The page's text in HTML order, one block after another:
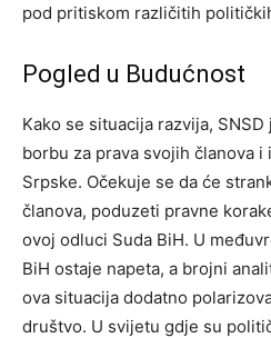
pod pritiskom različitih
Pogled u Budućnost
Kako se situacija razvija,
borbu za prava svojih članova
Srpske. Očekuje se da će
članova, poduzeti pravne
ovoj odluci Suda BiH. U
BiH ostaje napeta, a brojni
ova situacija dodatno
društvo. U svijetu gdje su